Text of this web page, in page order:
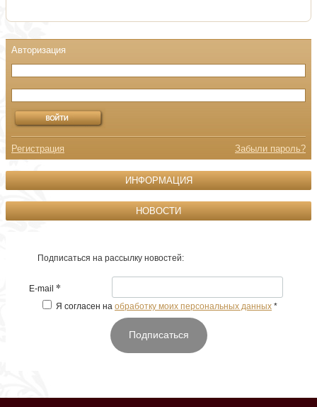
Регистрация Забыли пароль?
ИНФОРМАЦИЯ
НОВОСТИ
Подписаться на рассылку новостей:
E-mail *
Я согласен на обработку моих персональных данных *
Подписаться